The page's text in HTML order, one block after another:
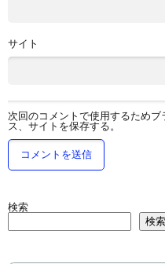
サイト
次回のコメントで使用するため
ス、サイトを保存する。
検索
検索